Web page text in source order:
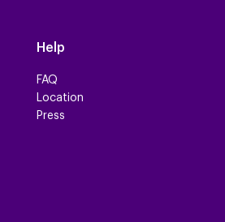
Help
FAQ
Location
Press